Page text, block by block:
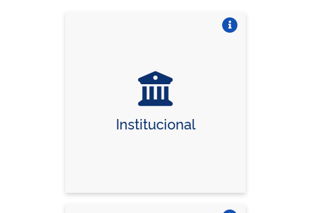
Institucional